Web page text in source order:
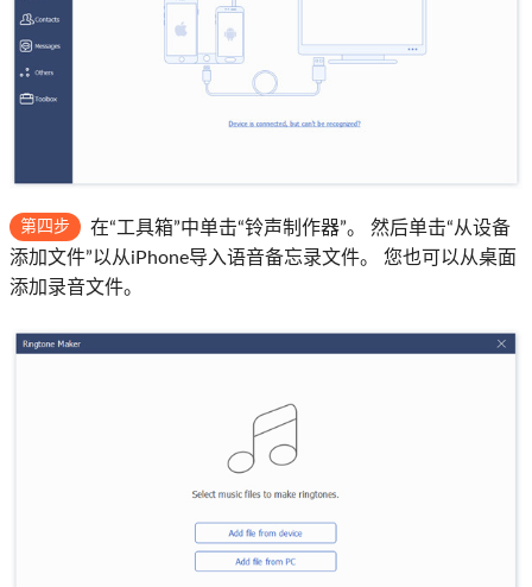
第四步
在“工具箱”中单击“铃声制作器”。 然后单击“从设备
添加文件”以从iPhone导入语音备忘录文件。 您也可以从桌面
添加录音文件。